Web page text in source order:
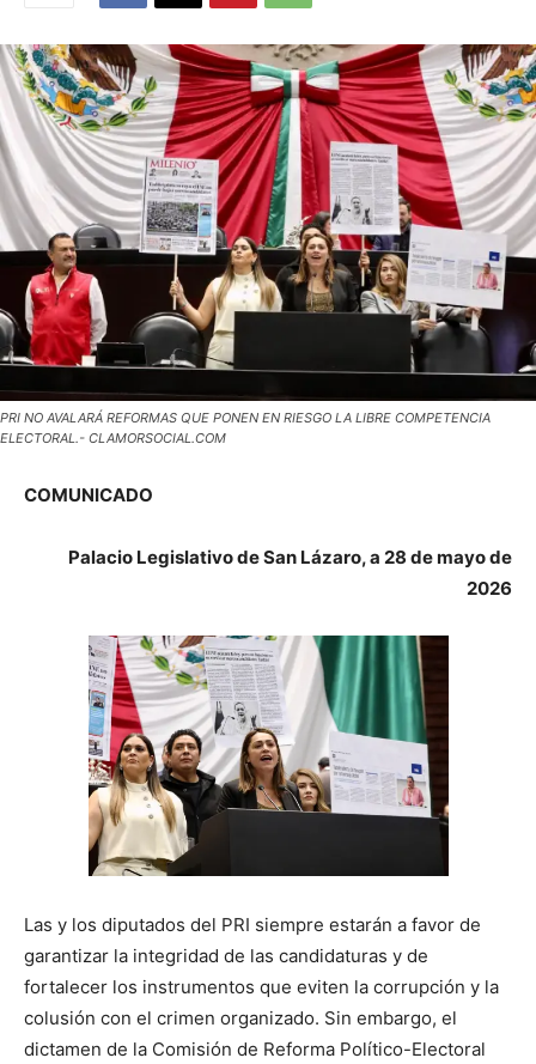
PRI NO AVALARÁ REFORMAS QUE PONEN EN RIESGO LA LIBRE COMPETENCIA
ELECTORAL.- CLAMORSOCIAL.COM
COMUNICADO
Palacio Legislativo de San Lázaro, a 28 de mayo de
2026
Las y los diputados del PRI siempre estarán a favor de
garantizar la integridad de las candidaturas y de
fortalecer los instrumentos que eviten la corrupción y la
colusión con el crimen organizado. Sin embargo, el
dictamen de la Comisión de Reforma Político-Electoral